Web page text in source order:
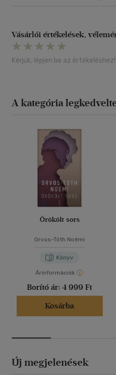
Vásárlói értékelések,
Kérjük, lépjen be az értékeléshez!
A kategória
Örökölt sors
Orvos-Tóth Noémi
Könyv
Árinformációk
Borító ár: 4 999 Ft
Kosárba
Új megjelenések